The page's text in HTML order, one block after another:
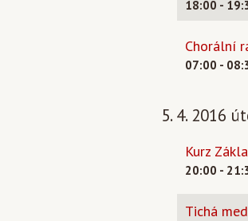
18:00 -
Chorální
07:00 -
5. 4. 2016
Kurz
20:00 -
Tichá